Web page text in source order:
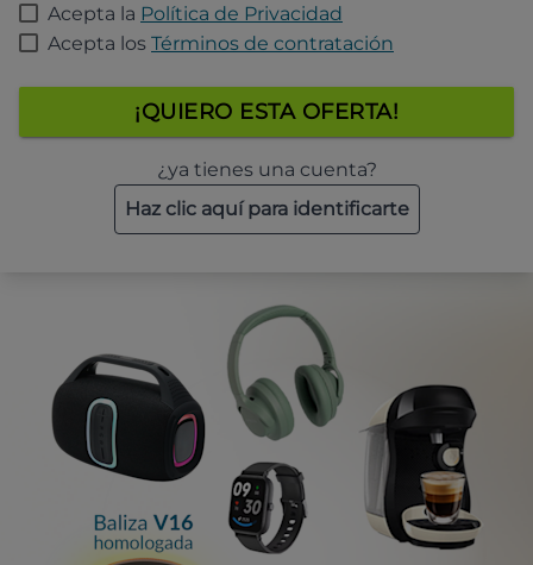
Acepta la Política de Privacidad
Acepta los Términos de contratación
¡QUIERO ESTA OFERTA!
¿ya tienes una cuenta?
Haz clic aquí para identificarte